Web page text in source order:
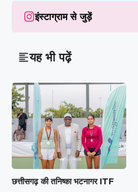
इंस्टाग्राम से जुड़ें
यह भी पढ़ें
छत्तीसगढ़ की तनिष्का भटनागर ITF